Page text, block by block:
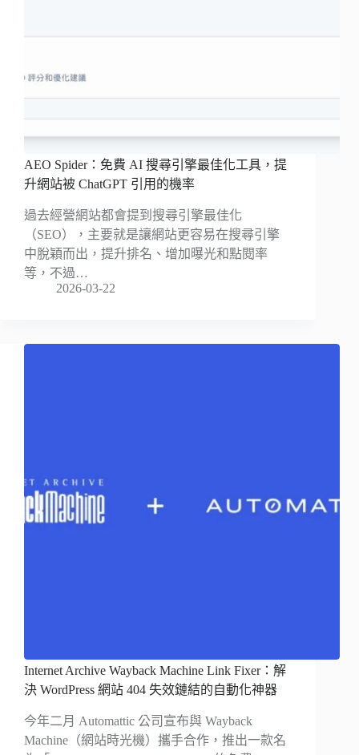
AEO Spider：免費 AI 搜尋引擎最佳化工具，提
升網站被 ChatGPT 引用的機率
過去經營網站都會提到搜尋引擎最佳化
（SEO），主要就是讓網站更容易在搜尋引擎
中脫穎而出，提升排名、增加曝光和點閱率
等，不過…
2026-03-22
Internet Archive Wayback Machine Link Fixer：解
決 WordPress 網站 404 失效鏈結的自動化神器
今年二月 Automattic 公司宣布與 Wayback
Machine（網站時光機）攜手合作，推出一款名